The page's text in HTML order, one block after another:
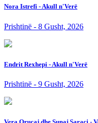
Nora Istrefi - Akull n'Verë
Prishtinë - 8 Gusht, 2026
Endrit Rexhepi - Akull n'Verë
Prishtinë - 9 Gusht, 2026